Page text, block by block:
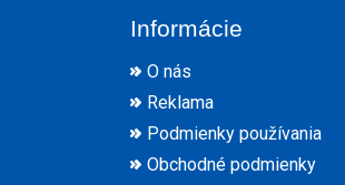
Informácie
O nás
Reklama
Podmienky používania
Obchodné podmienky